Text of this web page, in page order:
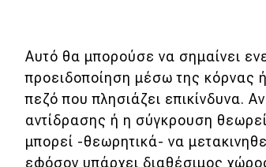
MOTO
Μεταχειρισμένο
Οδηγός αγοράς
Αυτό θα μπορούσε να σημαίνει
προειδοποίηση μέσω της κόρνας
πεζό που πλησιάζει επικίνδυνα.
αντίδρασης ή η σύγκρουση
μπορεί -θεωρητικά- να
εφόσον υπάρχει διαθέσιμος